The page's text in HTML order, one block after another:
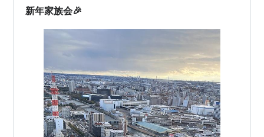
気軽に利用できます。 実…
新年家族会🎉